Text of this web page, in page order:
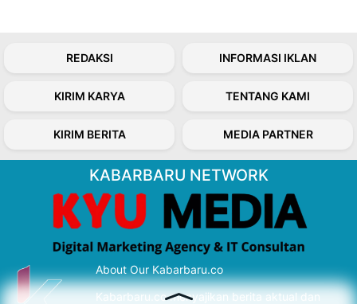
REDAKSI INFORMASI IKLAN
KIRIM KARYA TENTANG KAMI
KIRIM BERITA MEDIA PARTNER
KABARBARU NETWORK
About Our Kabarbaru.co
Kabarbaru.co menyajikan berita aktual dan